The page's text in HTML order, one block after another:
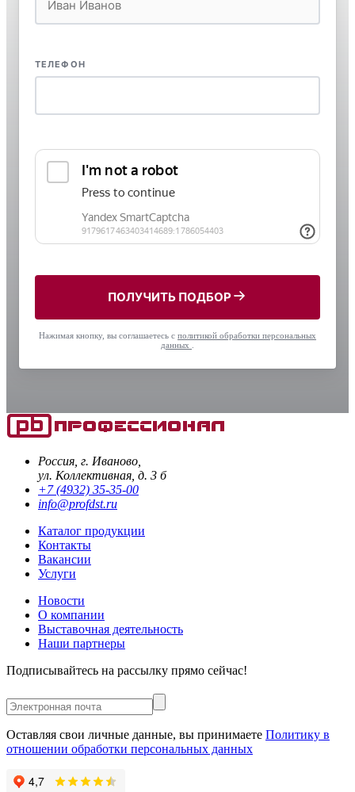
ТЕЛЕФОН
ПОЛУЧИТЬ ПОДБОР
Нажимая кнопку, вы соглашаетесь с политикой обработки персональных
данных
Россия, г. Иваново,
ул. Коллективная, д. 3 б
+7 (4932) 35-35-00
info@profdst.ru
Каталог продукции
Контакты
Вакансии
Услуги
Новости
О компании
Выставочная деятельность
Наши партнеры
Подписывайтесь на рассылку прямо сейчас!
Оставляя свои личные данные, вы принимаете Политику в
отношении обработки персональных данных